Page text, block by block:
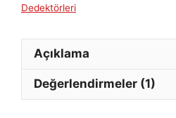
Dedektörleri
Açıklama
Değerlendirmeler (1)